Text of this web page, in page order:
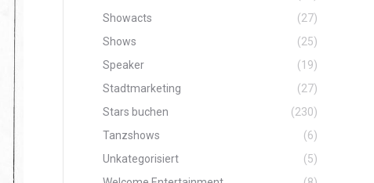
Showacts
(27)
Shows
(25)
Speaker
(19)
Stadtmarketing
(27)
Stars buchen
(230)
Tanzshows
(6)
Unkategorisiert
(5)